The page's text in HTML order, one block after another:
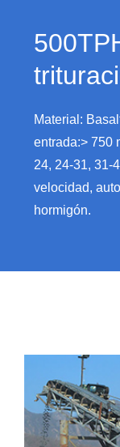
Material:
entrada:> 750
24, 24-31, 31-
velocidad,
hormigón.